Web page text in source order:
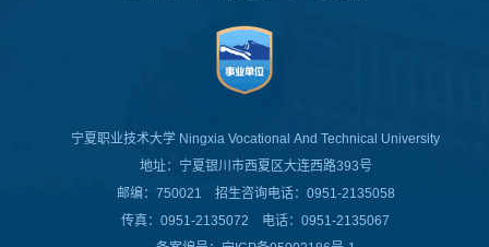
宁夏职业技术大学 Ningxia Vocational And Technical University
地址：宁夏银川市西夏区大连西路393号
邮编：750021 招生咨询电话：0951-2135058
传真：0951-2135072 电话：0951-2135067